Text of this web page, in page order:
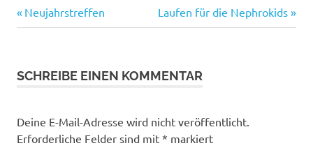
Beitragsnavigation
Vorheriger
Beitrag:
Neujahrstreffen
Nächster
Beitrag:
Laufen für die Nephrokids
SCHREIBE EINEN KOMMENTAR
Deine E-Mail-Adresse wird nicht veröffentlicht.
Erforderliche Felder sind mit * markiert